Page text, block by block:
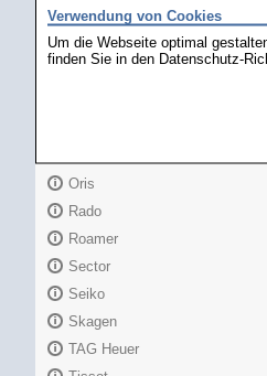
Longines
Maurice Lacroix
Oris
Rado
Roamer
Sector
Seiko
Skagen
TAG Heuer
Verwendung von Cookies
Um die Webseite optimal
finden Sie in den Datenschutz-